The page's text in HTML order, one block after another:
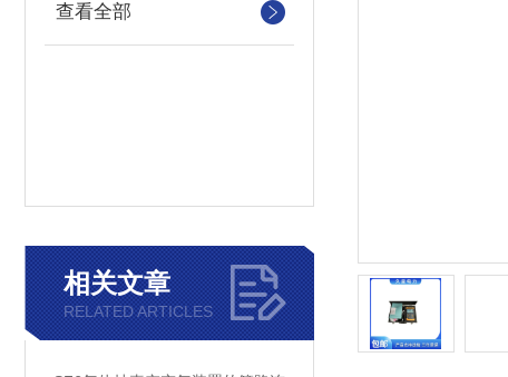
查看全部
相关文章
RELATED ARTICLES